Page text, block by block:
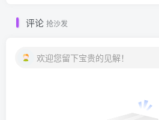
评论 抢沙发
欢迎您留下宝贵的见解！